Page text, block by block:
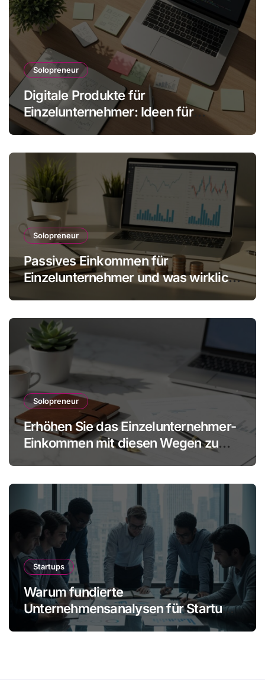
Solopreneur
Digitale Produkte für
Einzelunternehmer: Ideen für
skalbare Einnahmen
Solopreneur
Passives Einkommen für
Einzelunternehmer und was wirklich
Solopreneur
Erhöhen Sie das Einzelunternehmer-
Einkommen mit diesen Wegen zu
mehr Gewinn ohne Mitarbeiter
Startups
Warum fundierte
Unternehmensanalysen für Startups
immer wichtiger werden